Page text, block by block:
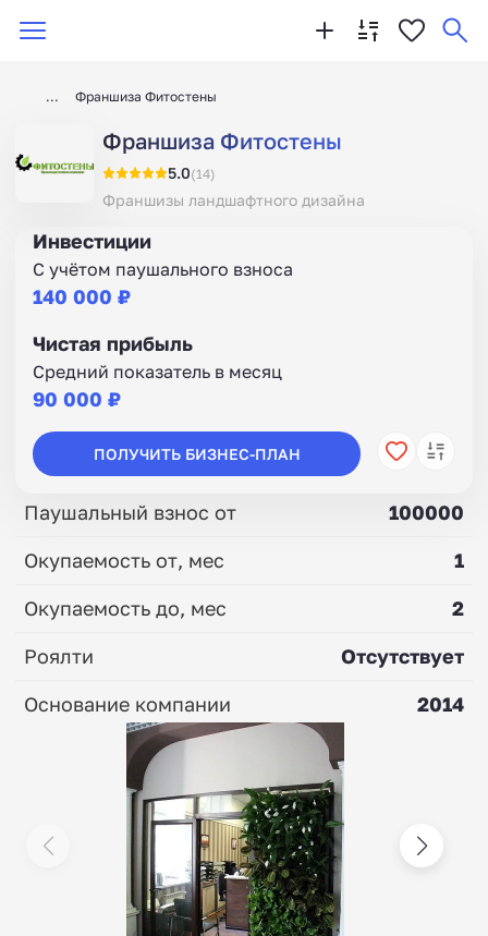
Франшиза Фитостены
Франшиза Фитостены
5.0(14)
Франшизы ландшафтного дизайна
Инвестиции
С учётом паушального взноса
140 000 ₽
Чистая прибыль
Средний показатель в месяц
90 000 ₽
ПОЛУЧИТЬ БИЗНЕС-ПЛАН
Паушальный взнос от
100000
Окупаемость от, мес
1
Окупаемость до, мес
2
Роялти
Отсутствует
Основание компании
2014